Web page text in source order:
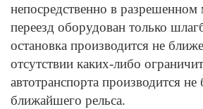
непосредственно в разрешенном
переезд оборудован только
остановка производится не
отсутствии каких-либо
автотранспорта производится
ближайшего рельса.